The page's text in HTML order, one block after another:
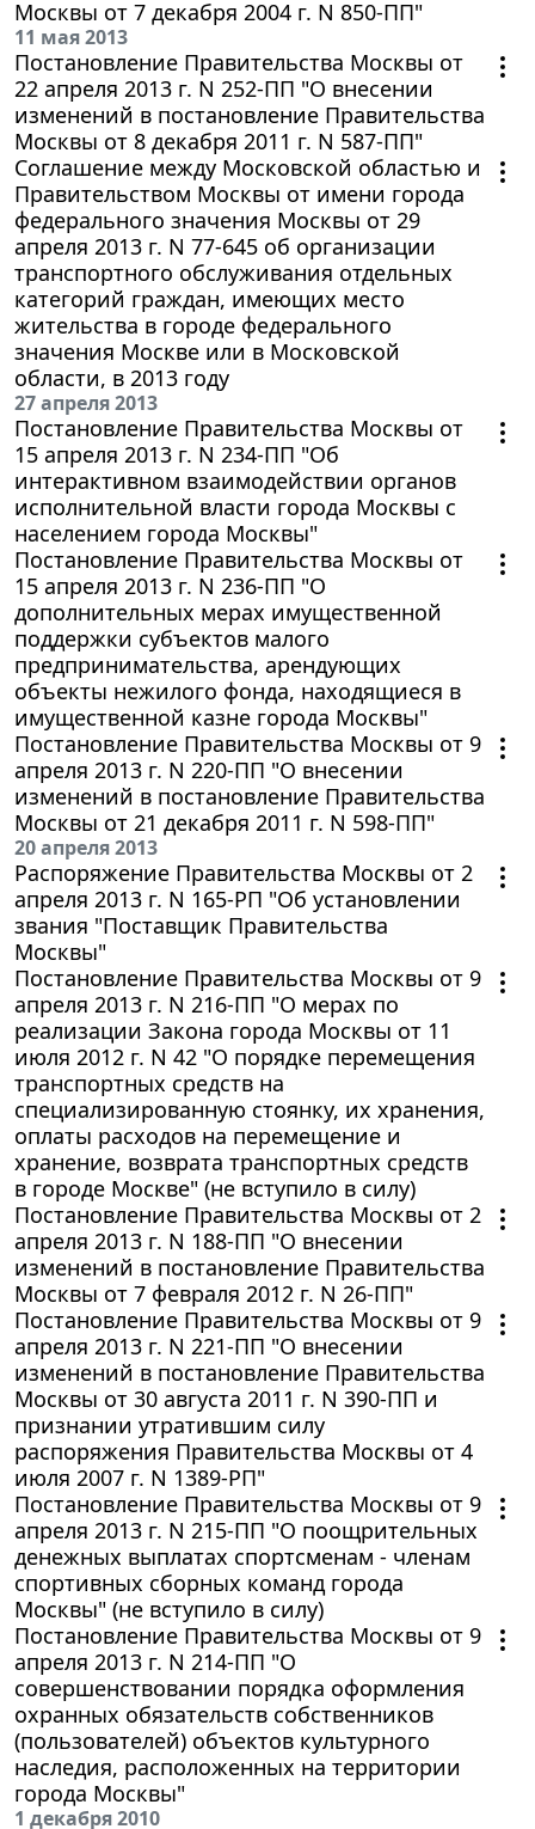
Москвы от 7 декабря 2004 г. N 850-ПП"
11 мая 2013
Постановление Правительства Москвы от
22 апреля 2013 г. N 252-ПП "О внесении
изменений в постановление Правительства
Москвы от 8 декабря 2011 г. N 587-ПП"
Соглашение между Московской областью и
Правительством Москвы от имени города
федерального значения Москвы от 29
апреля 2013 г. N 77-645 об организации
транспортного обслуживания отдельных
категорий граждан, имеющих место
жительства в городе федерального
значения Москве или в Московской
области, в 2013 году
27 апреля 2013
Постановление Правительства Москвы от
15 апреля 2013 г. N 234-ПП "Об
интерактивном взаимодействии органов
исполнительной власти города Москвы с
населением города Москвы"
Постановление Правительства Москвы от
15 апреля 2013 г. N 236-ПП "О
дополнительных мерах имущественной
поддержки субъектов малого
предпринимательства, арендующих
объекты нежилого фонда, находящиеся в
имущественной казне города Москвы"
Постановление Правительства Москвы от 9
апреля 2013 г. N 220-ПП "О внесении
изменений в постановление Правительства
Москвы от 21 декабря 2011 г. N 598-ПП"
20 апреля 2013
Распоряжение Правительства Москвы от 2
апреля 2013 г. N 165-РП "Об установлении
звания "Поставщик Правительства
Москвы"
Постановление Правительства Москвы от 9
апреля 2013 г. N 216-ПП "О мерах по
реализации Закона города Москвы от 11
июля 2012 г. N 42 "О порядке перемещения
транспортных средств на
специализированную стоянку, их хранения,
оплаты расходов на перемещение и
хранение, возврата транспортных средств
в городе Москве" (не вступило в силу)
Постановление Правительства Москвы от 2
апреля 2013 г. N 188-ПП "О внесении
изменений в постановление Правительства
Москвы от 7 февраля 2012 г. N 26-ПП"
Постановление Правительства Москвы от 9
апреля 2013 г. N 221-ПП "О внесении
изменений в постановление Правительства
Москвы от 30 августа 2011 г. N 390-ПП и
признании утратившим силу
распоряжения Правительства Москвы от 4
июля 2007 г. N 1389-РП"
Постановление Правительства Москвы от 9
апреля 2013 г. N 215-ПП "О поощрительных
денежных выплатах спортсменам - членам
спортивных сборных команд города
Москвы" (не вступило в силу)
Постановление Правительства Москвы от 9
апреля 2013 г. N 214-ПП "О
совершенствовании порядка оформления
охранных обязательств собственников
(пользователей) объектов культурного
наследия, расположенных на территории
города Москвы"
1 декабря 2010